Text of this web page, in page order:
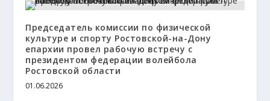
Председатель комиссии по физической
культуре и спорту Ростовской-на-Дону
епархии провел рабочую встречу с
президентом федерации волейбола
Ростовской области
01.06.2026